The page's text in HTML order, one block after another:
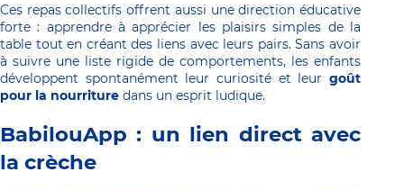
Ces repas collectifs offrent aussi une direction éducative
forte : apprendre à apprécier les plaisirs simples de la
table tout en créant des liens avec leurs pairs. Sans avoir
à suivre une liste rigide de comportements, les enfants
développent spontanément leur curiosité et leur goût
pour la nourriture dans un esprit ludique.
BabilouApp : un lien direct avec
la crèche